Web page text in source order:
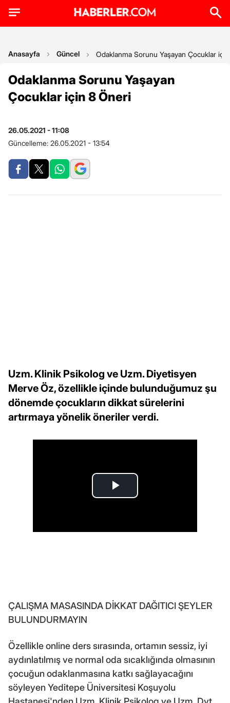
Anasayfa Güncel Odaklanma Sorunu Yaşayan Çocuklar
Odaklanma Sorunu Yaşayan
Çocuklar için 8 Öneri
26.05.2021 - 11:08
Güncelleme: 26.05.2021 - 13:54
Uzm. Klinik Psikolog ve Uzm. Diyetisyen
Merve Öz, özellikle içinde bulunduğumuz şu
dönemde çocukların dikkat sürelerini
artırmaya yönelik öneriler verdi.
ÇALIŞMA MASASINDA DİKKAT DAĞITICI ŞEYLER
BULUNDURMAYIN
Özellikle online ders sırasında, ortamın sessiz, iyi
aydınlatılmış ve normal oda sıcaklığında olmasının
çocuğun odaklanmasına katkı sağlayacağını
söyleyen Yeditepe Üniversitesi Koşuyolu